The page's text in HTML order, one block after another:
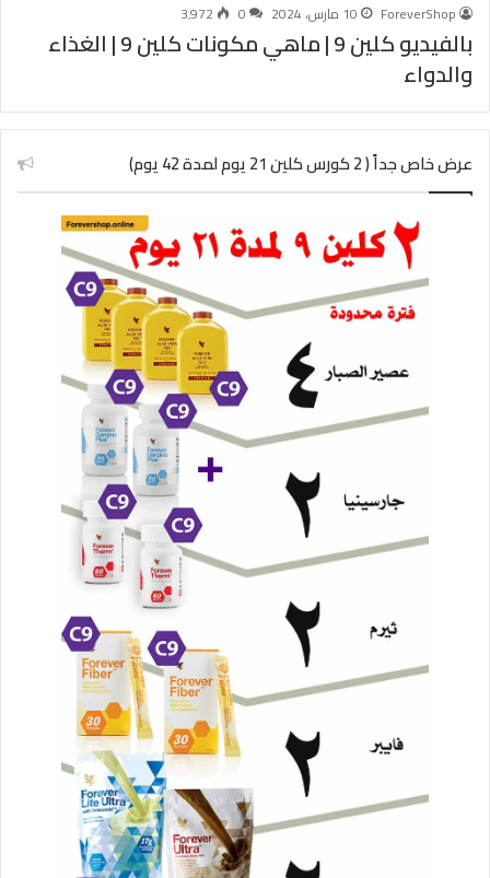
ForeverShop 10 مارس، 2024 0 3٬972
بالفيديو كلين 9 | ماهي مكونات كلين 9 | الغذاء
والدواء
عرض خاص جداً ( 2 كورس كلين 21 يوم لمدة 42 يوم)